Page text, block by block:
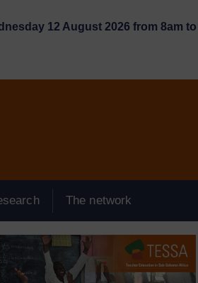
12 August 2026 from 8am
The network